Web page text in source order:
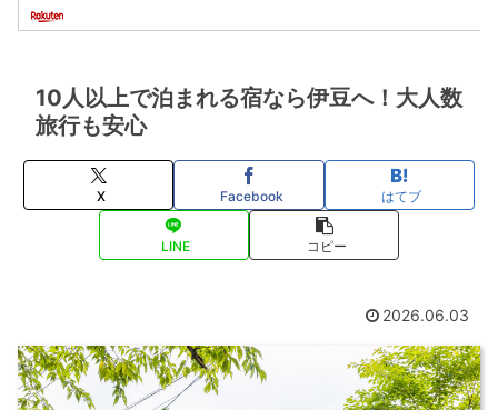
10人以上で泊まれる宿なら伊豆へ！大人数
旅行も安心
X Facebook はてブ
LINE コピー
2026.06.03